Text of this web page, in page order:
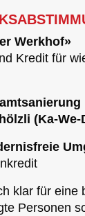
Werkhof»
Kredit für
(Ka-We-
klar für eine
Personen